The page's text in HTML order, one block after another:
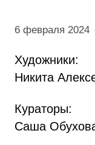
6 февраля 2024
Художники:
Никита
Кураторы:
Саша